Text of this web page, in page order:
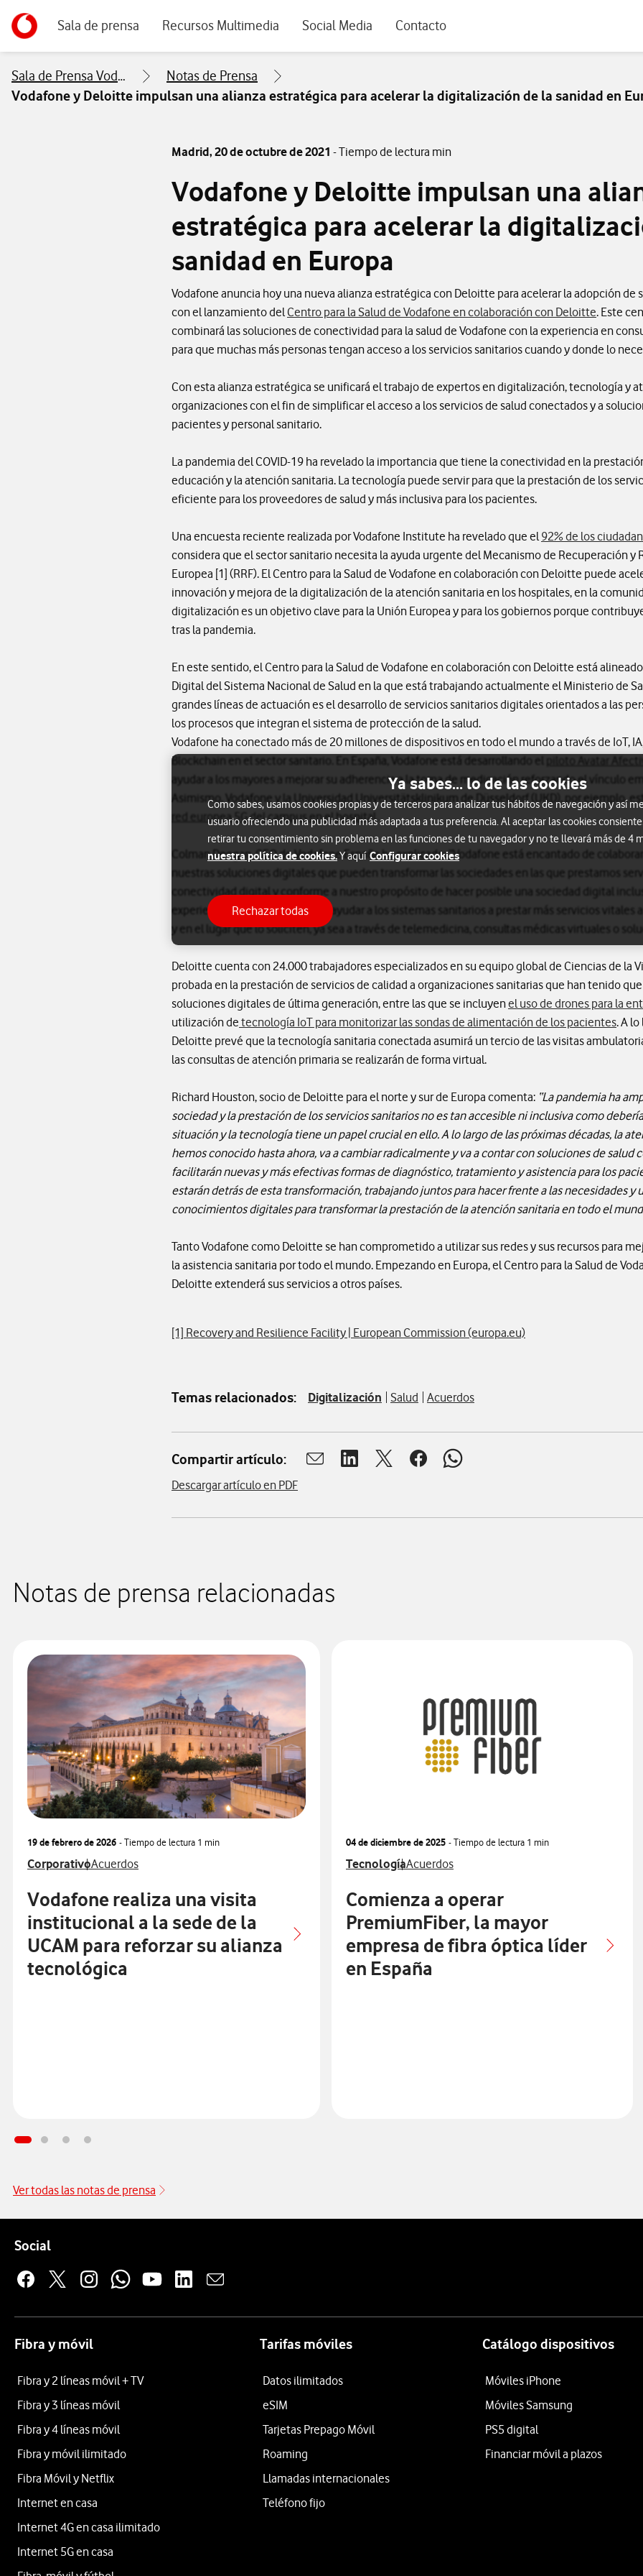
Ir a la pagina principal de vodafone.es
Sala de prensa Recursos Multimedia Social Media Contacto
Sala de Prensa Vodafone
Notas de Prensa
Vodafone y Deloitte impulsan una alianza estratégica para acelerar la digitalización de la sanidad en
Madrid, 20 de octubre de 2021 - Tiempo de lectura min
Vodafone y Deloitte impulsan una
estratégica para acelerar la
sanidad en Europa
Vodafone anuncia hoy una nueva alianza estratégica con Deloitte para acelerar la adopción de
con el lanzamiento delCentro para la Salud de Vodafone en colaboración con Deloitte. Este
combinará las soluciones de conectividad para la salud de Vodafone con la experiencia en
para que muchas más personas tengan acceso a los servicios sanitarios cuando y donde lo
Con esta alianza estratégica se unificará el trabajo de expertos en digitalización, tecnología y
organizaciones con el fin de simplificar el acceso a los servicios de salud conectados y a
pacientes y personal sanitario.
La pandemia del COVID-19 ha revelado la importancia que tiene la conectividad en la
educación y la atención sanitaria. La tecnología puede servir para que la prestación de los
eficiente para los proveedores de salud y más inclusiva para los pacientes.
Una encuesta reciente realizada por Vodafone Institute ha revelado que el92% de los
considera que el sector sanitario necesita la ayuda urgente del Mecanismo de Recuperación y
Europea [1] (RRF). El Centro para la Salud de Vodafone en colaboración con Deloitte puede
innovación y mejora de la digitalización de la atención sanitaria en los hospitales, en la
digitalización es un objetivo clave para la Unión Europea y para los gobiernos porque
tras la pandemia.
En este sentido, el Centro para la Salud de Vodafone en colaboración con Deloitte está
Digital del Sistema Nacional de Salud en la que está trabajando actualmente el Ministerio de
grandes líneas de actuación es el desarrollo de servicios sanitarios digitales orientados a las
los procesos que integran el sistema de protección de la salud.
Vodafone ha conectado más de 20 millones de dispositivos en todo el mundo a través de IoT,
Blockchain en el sector sanitario. En España, Vodafone está desarrollando el
piloto Avatar
ayudar a los mayores a mejorar su adherencia a la toma de medicación reforzando el vínculo
Asimismo, Vodafone y la Universidad Universitätsklinikum de Düsseldorf (UKD), por ejemplo,
red europea 5G del campus en el hospital.
Colman Deegan, CEO de Vodafone España ha explicado: “Vodafone está encantado de
nuestras soluciones digitales que pueden transformar las sociedades en las que prestamos
conectividad digital y conforme a nuestro propósito de hacer posible una sociedad digital
experiencia de Vodafone puede ayudar a los sistemas sanitarios a prestar más servicios
y en el lugar que lo soliciten, ya sea a través de telemedicina, consultas médicas virtuales o
Deloitte cuenta con 24.000 trabajadores especializados en su equipo global de Ciencias de la
probada en la prestación de servicios de calidad a organizaciones sanitarias que han tenido
soluciones digitales de última generación, entre las que se incluyenel uso de drones para la
utilización de tecnología IoT para monitorizar las sondas de alimentación de los pacientes. A
Deloitte prevé que la tecnología sanitaria conectada asumirá un tercio de las visitas
las consultas de atención primaria se realizarán de forma virtual.
Richard Houston, socio de Deloitte para el norte y sur de Europa comenta: “La pandemia ha
sociedad y la prestación de los servicios sanitarios no es tan accesible ni inclusiva como
situación y la tecnología tiene un papel crucial en ello. A lo largo de las próximas décadas, la
hemos conocido hasta ahora, va a cambiar radicalmente y va a contar con soluciones de salud
facilitarán nuevas y más efectivas formas de diagnóstico, tratamiento y asistencia para los
estarán detrás de esta transformación, trabajando juntos para hacer frente a las necesidades y
conocimientos digitales para transformar la prestación de la atención sanitaria en todo el
Tanto Vodafone como Deloitte se han comprometido a utilizar sus redes y sus recursos para
la asistencia sanitaria por todo el mundo. Empezando en Europa, el Centro para la Salud de
Deloitte extenderá sus servicios a otros países.
[1] Recovery and Resilience Facility | European Commission (europa.eu)
Temas relacionados: Digitalización Salud Acuerdos
Compartir artículo: Abrir ventana para compartir en mail
Abrir ventana para compartir en linkedin
Abrir ventana para compartir en twitter
Abrir ventana para compartir en facebook
Abrir ventana para compartir en
Descargar artículo en PDF
Notas de prensa relacionadas
19 de febrero de 2026 - Tiempo de lectura 1 min
Ver más notas de prensa relacionados con
CorporativoVer más notas de prensa relacionados con
Acuerdos
Vodafone realiza una visita
institucional a la sede de la
UCAM para reforzar su alianza
tecnológica
04 de diciembre de 2025 - Tiempo de lectura 1 min
Ver más notas de prensa relacionados con
TecnologíaVer más notas de prensa relacionados con
Acuerdos
Comienza a operar
PremiumFiber, la mayor
empresa de fibra óptica líder
en España
Ver todas las notas de prensa
SocialEnlaces a las redes sociales de Vodafone
Fibra y móvil
Fibra y 2 líneas móvil + TV
Fibra y 3 líneas móvil
Fibra y 4 líneas móvil
Fibra y móvil ilimitado
Fibra Móvil y Netflix
Internet en casa
Internet 4G en casa ilimitado
Internet 5G en casa
Tarifas móviles
Datos ilimitados
eSIM
Tarjetas Prepago Móvil
Roaming
Llamadas internacionales
Teléfono fijo
Catálogo dispositivos
Móviles iPhone
Móviles Samsung
PS5 digital
Financiar móvil a plazos
Ya sabes... lo de las cookies
Como sabes, usamos cookies propias y de terceros para analizar tus hábitos de navegación y así
usuario ofreciendo una publicidad más adaptada a tus preferencia. Al aceptar las cookies
retirar tu consentimiento sin problema en las funciones de tu navegador y no te llevará más de 4
nuestra política de cookies.Y aquí Configurar cookies
Rechazar todas